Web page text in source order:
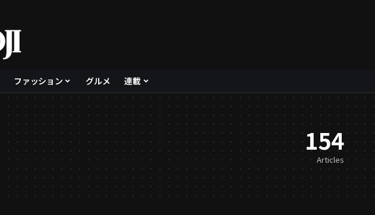
ファッション グルメ 連載
154
Articles